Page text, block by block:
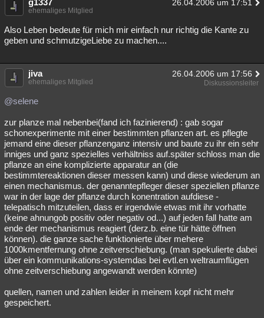
g1337 26.04.2006 um 17:51
ehemaliges Mitglied
Also Leben bedeute für mich mir einfach nur richtig die Kante zu
geben und schmutzigeLiebe zu machen....
jiva 26.04.2006 um 17:56
ehemaliges Mitglied Diskussionsleiter
@selene
zur planze mal nebenbei(fand ich fazinierend) : gab sogar
schonexperimente mit einer bestimmten pflanzen art. es pflegte
jemand eine dieser pflanzenganz intensiv und baute zu ihr ein sehr
inniges und ganz spezielles verhältniss auf.später schloss man die
pflanze an eine komplizierte apparatur an (die
bestimmtereaktionen dieser messen kann) und diese wiederum an
einen mechanismus. der genanntepfleger dieser speziellen pflanze
war in der lage der pflanze durch konentration aufdiese -
telepatisch mitzuteilen, dass er irgendwie etwas mit ihr vorhatte
(keine ahnungob positiv oder negativ od...) auf jeden fall hatte am
ende der mechanismus reagiert (derz.b. eine tür hätte öffnen
können). die ganze sache funktionierte über mehere
1000kmentfernung ohne zeitverschiebung. (man spekulierte dabei
über ein kommunikations-systemdas bei evtl.en weltraumflügen
ohne zeitverschiebung angewandt werden könnte)
quellen, namen und zahlen leider in meinem kopf nicht mehr
gespeichert.